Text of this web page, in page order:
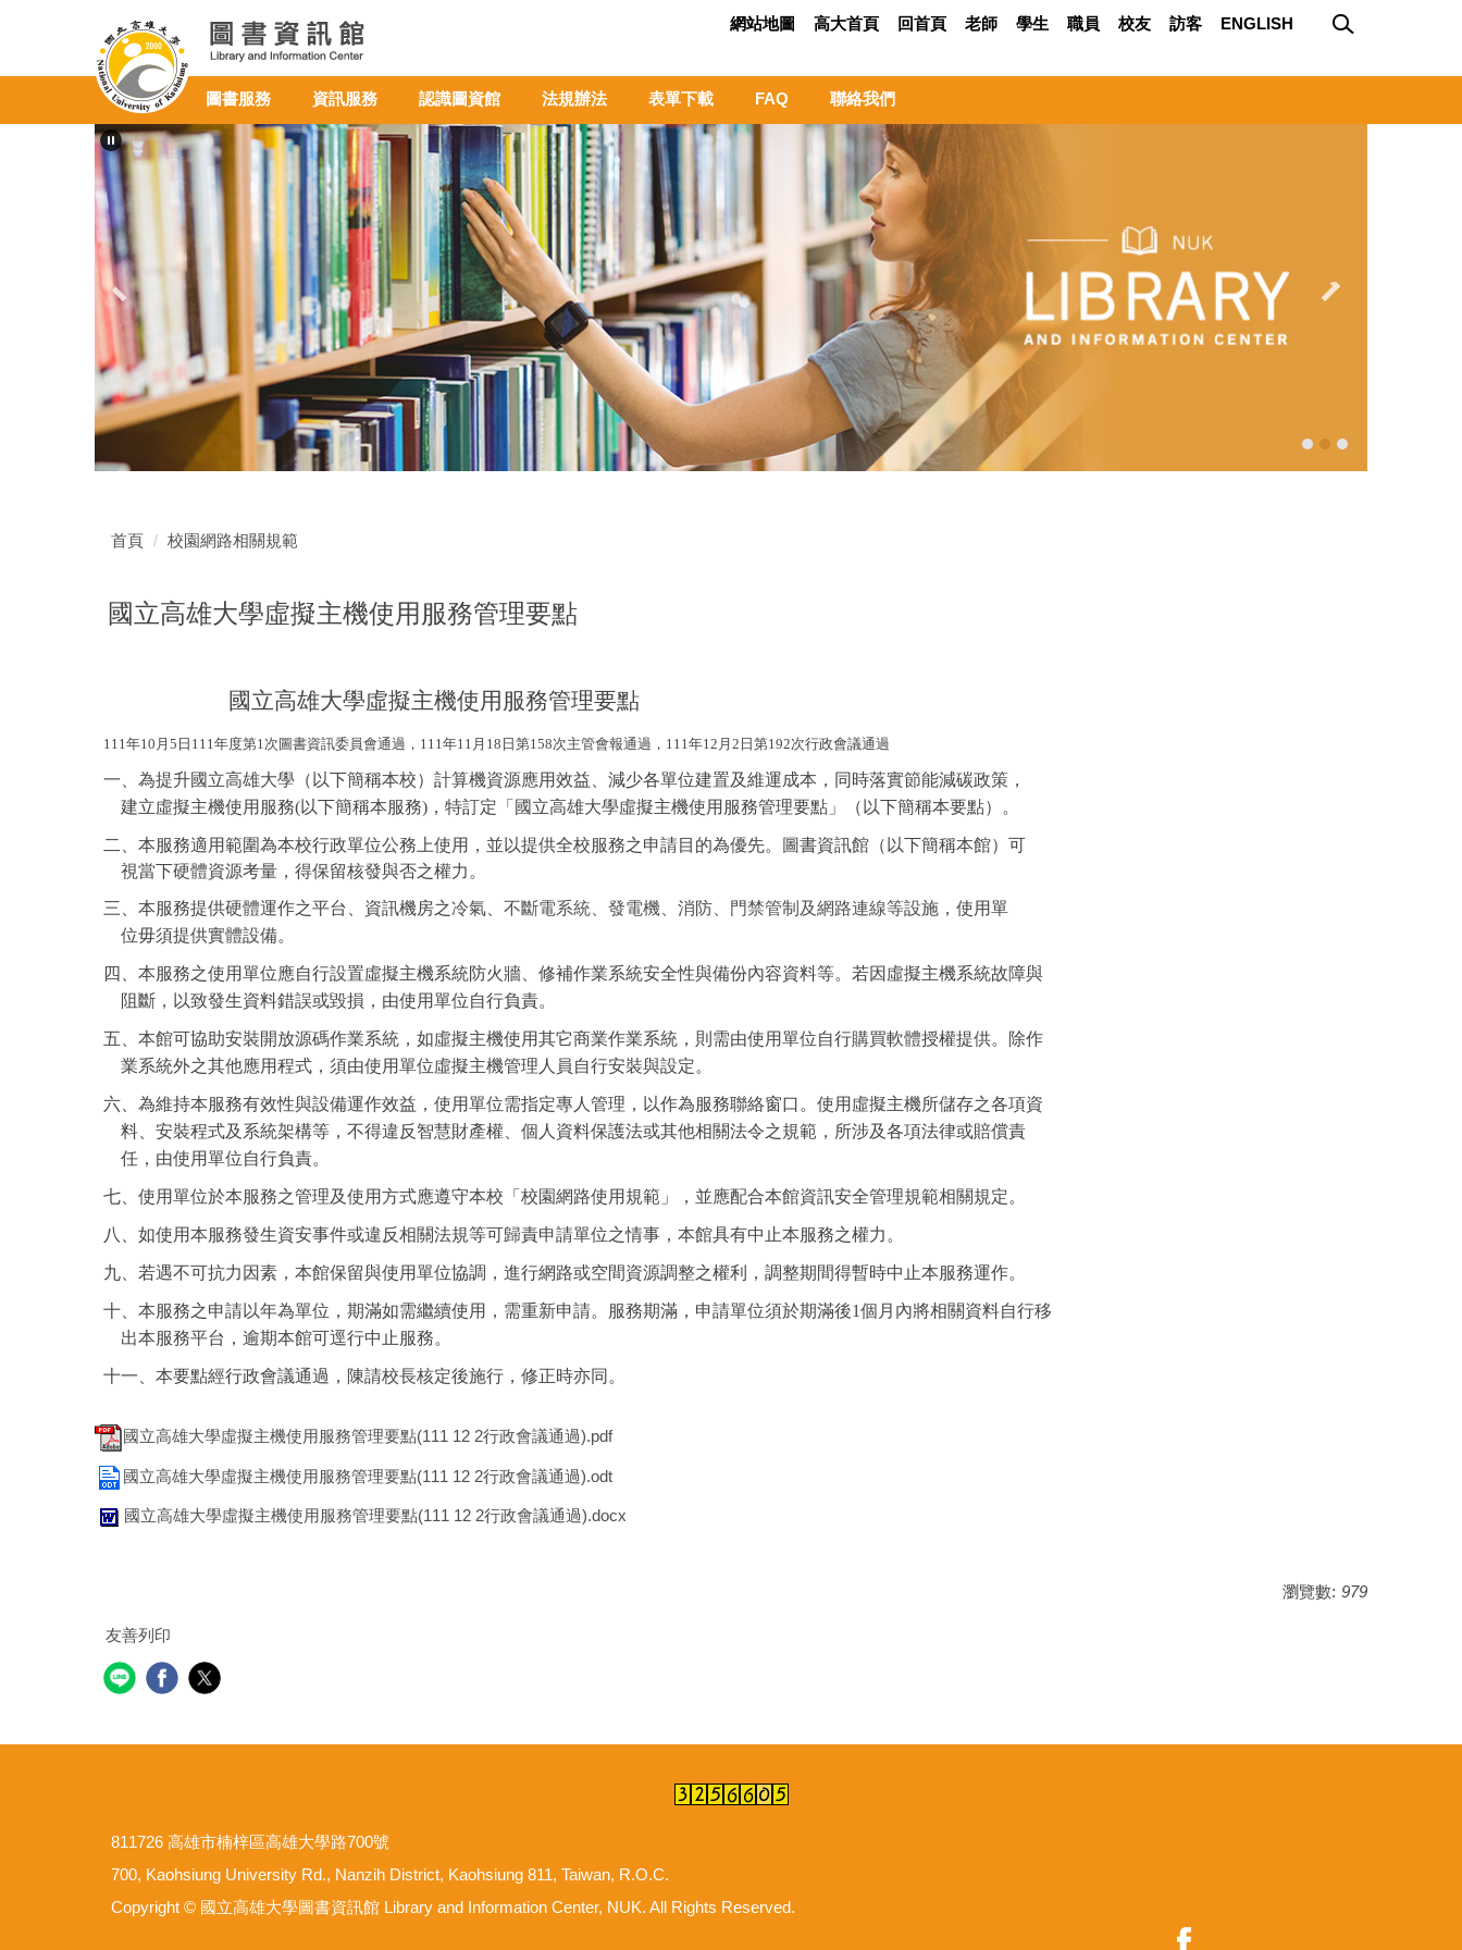
圖書服務 資訊服務 認識圖資館 法規辦法 表單下載 FAQ 聯絡我們
網站地圖 高大首頁 回首頁 老師 學生 職員 校友 訪客 ENGLISH
首頁 校園網路相關規範
國立高雄大學虛擬主機使用服務管理要點
國立高雄大學虛擬主機使用服務管理要點
111 年10月5日111年度第1次圖書資訊委員會通過，111年11月18日第158次主管會報通過，111年12月2日第192次行政會議通過
一、為提升國立高雄大學（以下簡稱本校）計算機資源應用效益、減少各單位建置及維運成本，同時落實節能減碳政策，
建立虛擬主機使用服務(以下簡稱本服務)，特訂定「國立高雄大學虛擬主機使用服務管理要點」（以下簡稱本要點）。
二、本服務適用範圍為本校行政單位公務上使用，並以提供全校服務之申請目的為優先。圖書資訊館（以下簡稱本館）可
視當下硬體資源考量，得保留核發與否之權力。
三、本服務提供硬體運作之平台、資訊機房之冷氣、不斷電系統、發電機、消防、門禁管制及網路連線等設施，使用單
位毋須提供實體設備。
四、本服務之使用單位應自行設置虛擬主機系統防火牆、修補作業系統安全性與備份內容資料等。若因虛擬主機系統故障與
阻斷，以致發生資料錯誤或毀損，由使用單位自行負責。
五、本館可協助安裝開放源碼作業系統，如虛擬主機使用其它商業作業系統，則需由使用單位自行購買軟體授權提供。除作
業系統外之其他應用程式，須由使用單位虛擬主機管理人員自行安裝與設定。
六、為維持本服務有效性與設備運作效益，使用單位需指定專人管理，以作為服務聯絡窗口。使用虛擬主機所儲存之各項資
料、安裝程式及系統架構等，不得違反智慧財產權、個人資料保護法或其他相關法令之規範，所涉及各項法律或賠償責
任，由使用單位自行負責。
七、使用單位於本服務之管理及使用方式應遵守本校「校園網路使用規範」，並應配合本館資訊安全管理規範相關規定。
八、如使用本服務發生資安事件或違反相關法規等可歸責申請單位之情事，本館具有中止本服務之權力。
九、若遇不可抗力因素，本館保留與使用單位協調，進行網路或空間資源調整之權利，調整期間得暫時中止本服務運作。
十、本服務之申請以年為單位，期滿如需繼續使用，需重新申請。服務期滿，申請單位須於期滿後1個月內將相關資料自行移
出本服務平台，逾期本館可逕行中止服務。
十一、本要點經行政會議通過，陳請校長核定後施行，修正時亦同。
國立高雄大學虛擬主機使用服務管理要點(111 12 2行政會議通過).pdf
國立高雄大學虛擬主機使用服務管理要點(111 12 2行政會議通過).odt
國立高雄大學虛擬主機使用服務管理要點(111 12 2行政會議通過).docx
瀏覽數: 979
友善列印
811726 高雄市楠梓區高雄大學路700號
700, Kaohsiung University Rd., Nanzih District, Kaohsiung 811, Taiwan, R.O.C.
Copyright © 國立高雄大學圖書資訊館 Library and Information Center, NUK. All Rights Reserved.